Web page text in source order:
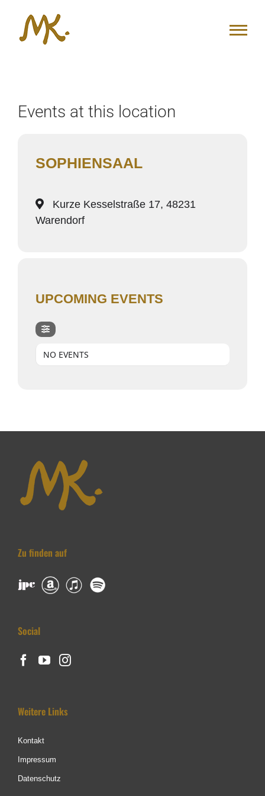
springen
Events at this location
SOPHIENSAAL
Kurze Kesselstraße 17, 48231
Warendorf
UPCOMING EVENTS
NO EVENTS
Zu finden auf
Social
Weitere Links
Kontakt
Impressum
Datenschutz